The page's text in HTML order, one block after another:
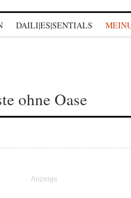
DAILI|ES|SENTIALS
ohne Oase